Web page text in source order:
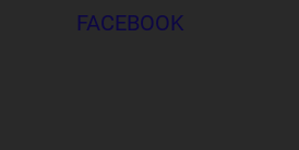
FACEBOOK